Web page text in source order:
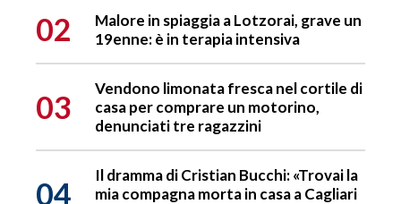
02
Malore in spiaggia a Lotzorai, grave un
19enne: è in terapia intensiva
03
Vendono limonata fresca nel cortile di
casa per comprare un motorino,
denunciati tre ragazzini
04
Il dramma di Cristian Bucchi: «Trovai la
mia compagna morta in casa a Cagliari